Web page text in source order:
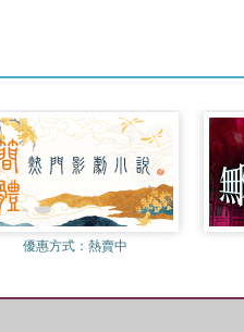
優惠方式： 熱賣中